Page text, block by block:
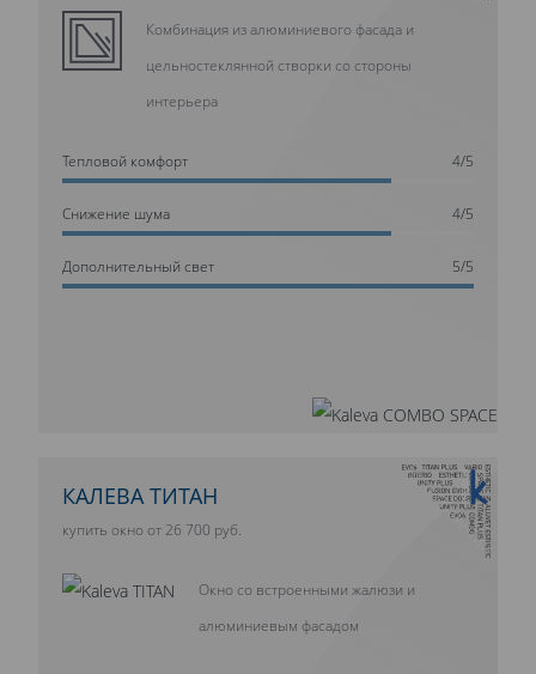
Комбинация из алюминиевого фасада и
цельностеклянной створки со стороны
интерьера
Тепловой комфорт 4/5
Cнижение шума 4/5
Дополнительный свет 5/5
10 ЛЕТ ГАРАНТИИ
КАЛЕВА ТИТАН
купить окно от 26 700 руб.
Окно со встроенными жалюзи и
алюминиевым фасадом